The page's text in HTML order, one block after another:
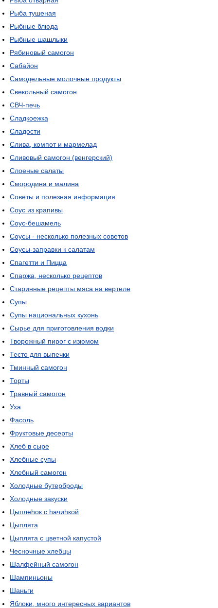
Рыба тушеная
Рыбные блюда
Рыбные шашлыки
Рябиновый самогон
Сабайон
Самодельные молочные продукты
Свекольный самогон
СВЧ-печь
Сладкоежка
Сладости
Слива, компот и мармелад
Сливовый самогон (венгерский)
Слоеные салаты
Смородина и малина
Советы и полезная информация
Соус из крапивы
Соус-бешамель
Соусы - несколько полезных советов
Соусы-заправки к салатам
Спагетти и Пицца
Спаржа, несколько рецептов
Старинные рецепты мяса на вертеле
Супы
Супы национальных кухонь
Сырье для приготовления водки
Творожный пирог с изюмом
Тесто для выпечки
Тминный самогон
Торты
Травный самогон
Уха
Фасоль
Фруктовые десерты
Хлеб в сыре
Хлебные супы
Хлебный самогон
Холодные бутерброды
Холодные закуски
Цыплеhок с hачиhкой
Цыплята
Цыплята с цветной капустой
Чесночные хлебцы
Шалфейный самогон
Шампиньоны
Шаньги
Яблоки, много интересных вариантов